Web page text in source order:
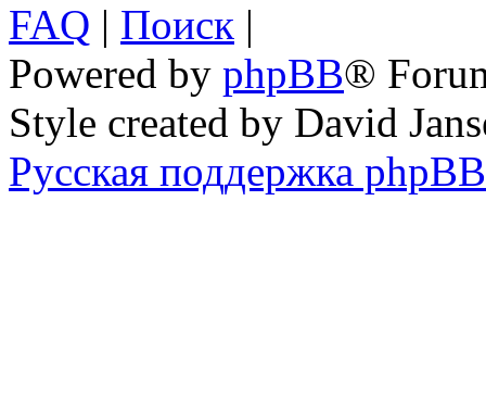
FAQ | Поиск |
Powered by phpBB®
Style created by David
Русская поддержка phpBB